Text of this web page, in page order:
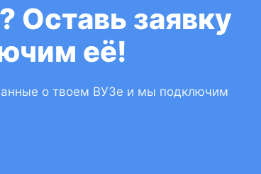
Оставь заявку
её!
о твоем ВУЗе и мы подключим